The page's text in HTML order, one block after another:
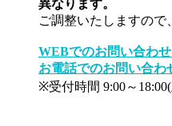
異なります。
ご調整いたしますので
WEBでのお問い合わ
お電話でのお問い合わ
※受付時間 9:00～